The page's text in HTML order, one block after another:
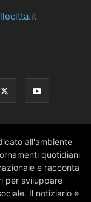
all'ambiente
quotidiani
e racconta
per sviluppare
Il notiziario è